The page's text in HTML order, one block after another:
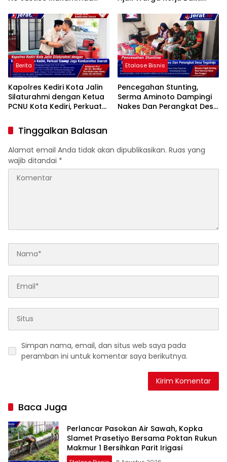
Berita
Kapolres Kediri Kota Jalin
Silaturahmi dengan Ketua
PCNU Kota Kediri, Perkuat
Daerah
Etalase Bisnis
Pencegahan Stunting,
Serma Aminoto Dampingi
Nakes Dan Perangkat Desa
Tinggalkan Balasan
Alamat email Anda tidak akan dipublikasikan. Ruas yang
wajib ditandai *
Simpan nama, email, dan situs web saya pada
peramban ini untuk komentar saya berikutnya.
Baca Juga
Perlancar Pasokan Air Sawah, Kopka
Slamet Prasetiyo Bersama Poktan Rukun
Makmur 1 Bersihkan Parit Irigasi